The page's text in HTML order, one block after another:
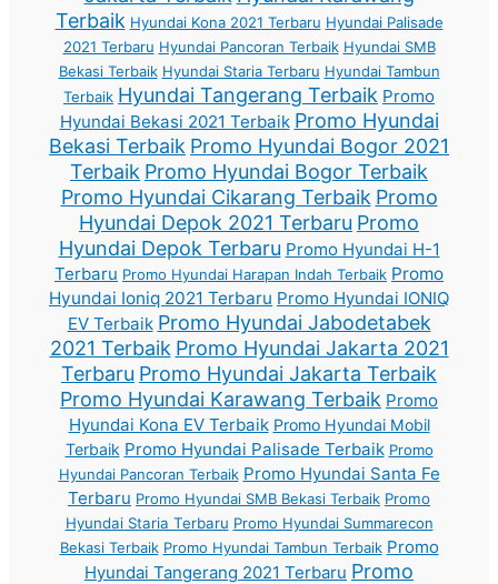
Terbaik Hyundai Kona 2021 Terbaru Hyundai Palisade
2021 Terbaru Hyundai Pancoran Terbaik Hyundai SMB
Bekasi Terbaik Hyundai Staria Terbaru Hyundai Tambun
Terbaik Hyundai Tangerang Terbaik Promo
Hyundai Bekasi 2021 Terbaik Promo Hyundai
Bekasi Terbaik Promo Hyundai Bogor 2021
Terbaik Promo Hyundai Bogor Terbaik
Promo Hyundai Cikarang Terbaik Promo
Hyundai Depok 2021 Terbaru Promo
Hyundai Depok Terbaru Promo Hyundai H-1
Terbaru Promo Hyundai Harapan Indah Terbaik Promo
Hyundai Ioniq 2021 Terbaru Promo Hyundai IONIQ
EV Terbaik Promo Hyundai Jabodetabek
2021 Terbaik Promo Hyundai Jakarta 2021
Terbaru Promo Hyundai Jakarta Terbaik
Promo Hyundai Karawang Terbaik Promo
Hyundai Kona EV Terbaik Promo Hyundai Mobil
Terbaik Promo Hyundai Palisade Terbaik Promo
Hyundai Pancoran Terbaik Promo Hyundai Santa Fe
Terbaru Promo Hyundai SMB Bekasi Terbaik Promo
Hyundai Staria Terbaru Promo Hyundai Summarecon
Bekasi Terbaik Promo Hyundai Tambun Terbaik Promo
Hyundai Tangerang 2021 Terbaru Promo